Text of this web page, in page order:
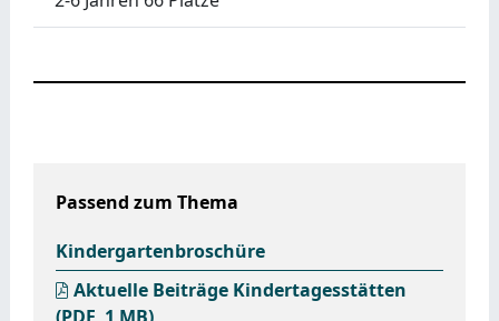
Passend zum Thema
Kindergartenbroschüre
Aktuelle Beiträge Kindertagesstätten